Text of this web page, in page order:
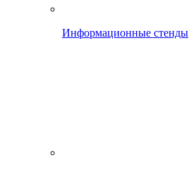
Информационные стенды